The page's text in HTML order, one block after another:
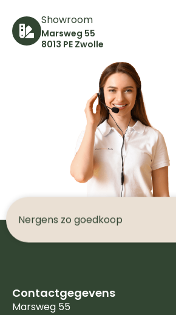
Showroom
Marsweg 55
8013 PE Zwolle
Nergens zo goedkoop
Contactgegevens
Marsweg 55